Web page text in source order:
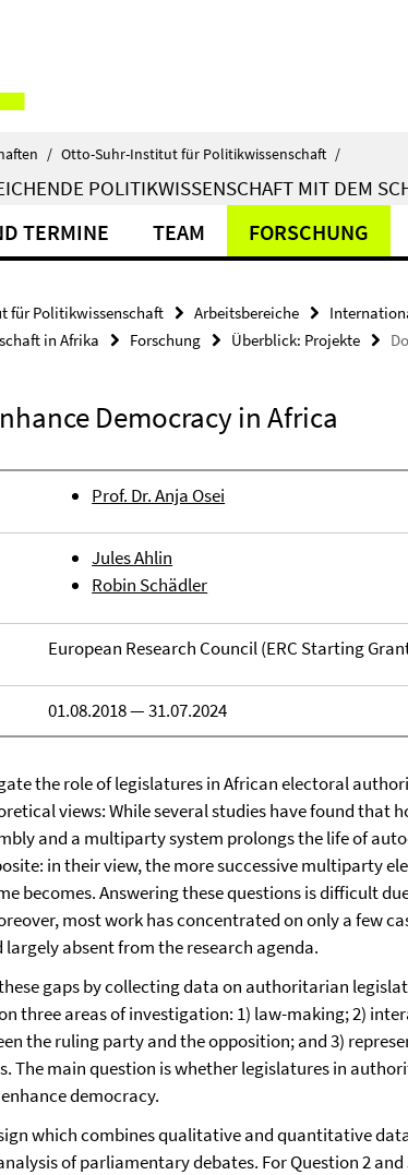
/ Otto-Suhr-Institut für Politikwissenschaft /
POLITIKWISSENSCHAFT MIT DEM
TERMINE TEAM FORSCHUNG
für Politikwissenschaft Arbeitsbereiche
in Afrika
Forschung Überblick: Projekte
Democracy in Africa
Prof. Dr. Anja Osei
Jules Ahlin
Robin Schädler
European Research Council (ERC Starting
01.08.2018 — 31.07.2024
the role of legislatures in African electoral
views: While several studies have found that
and a multiparty system prolongs the life of
in their view, the more successive multiparty
becomes. Answering these questions is difficult
most work has concentrated on only a few
absent from the research agenda.
gaps by collecting data on authoritarian
three areas of investigation: 1) law-making; 2)
the ruling party and the opposition; and 3)
The main question is whether legislatures in
democracy.
which combines qualitative and quantitative
of parliamentary debates. For Question 2